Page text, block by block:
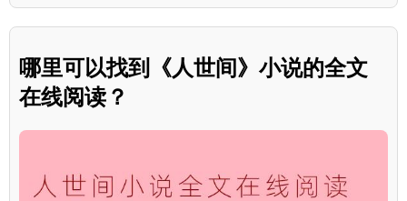
哪里可以找到《人世间》小说的全文
在线阅读？